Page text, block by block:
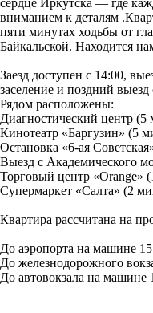
сердце Иркутска — где
вниманием к деталям
пяти минутах ходьбы от
Байкальской. Находится
Заезд доступен с 14:00,
заселение и поздний
Рядом расположены:
Диагностический центр
Кинотеатр «Баргузин» (5
Остановка «6-ая
Выезд с Академического
Торговый центр «Orange»
Супермаркет «Салта» (2
Квартира рассчитана на
До аэропорта на машине
До железнодорожного
До автовокзала на машине